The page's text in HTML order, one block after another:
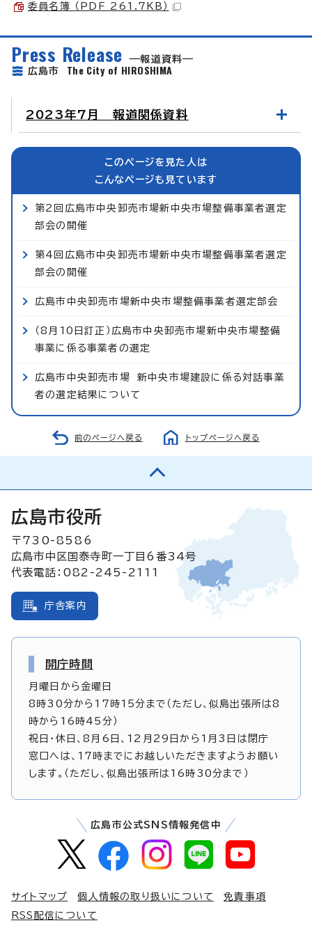
委員名簿 （PDF 261.7KB）
Press Release
報道資料
広島市 The City of HIROSHIMA
2023年7月 報道関係資料
このページを見た人は
こんなページも見ています
第2回広島市中央卸売市場新中央市場整備事業者選定
部会の開催
第4回広島市中央卸売市場新中央市場整備事業者選定
部会の開催
広島市中央卸売市場新中央市場整備事業者選定部会
（8月10日訂正）広島市中央卸売市場新中央市場整備
事業に係る事業者の選定
広島市中央卸売市場 新中央市場建設に係る対話事業
者の選定結果について
前のページへ戻る トップページへ戻る
広島市役所
〒730-8586
広島市中区国泰寺町一丁目6番34号
代表電話：082-245-2111
庁舎案内
開庁時間
月曜日から金曜日
8時30分から17時15分まで（ただし、似島出張所は8
時から16時45分）
祝日・休日、8月6日、12月29日から1月3日は閉庁
窓口へは、17時までにお越しいただきますようお願い
します。（ただし、似島出張所は16時30分まで）
広島市公式SNS情報発信中
サイトマップ 個人情報の取り扱いについて
免責事項
RSS配信について